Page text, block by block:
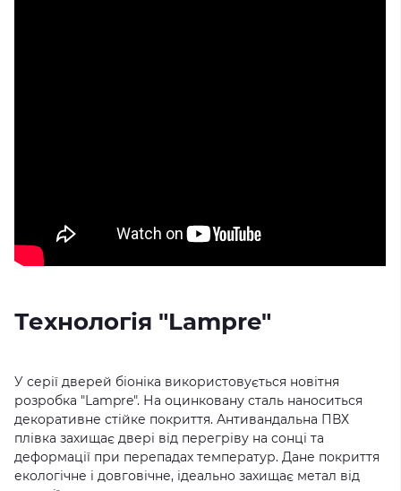
Технологія "Lampre"
У серії дверей біоніка використовується новітня
розробка "Lampre". На оцинковану сталь наноситься
декоративне стійке покриття. Антивандальна ПВХ
плівка захищає двері від перегріву на сонці та
деформації при перепадах температур. Дане покриття
екологічне і довговічне, ідеально захищає метал від